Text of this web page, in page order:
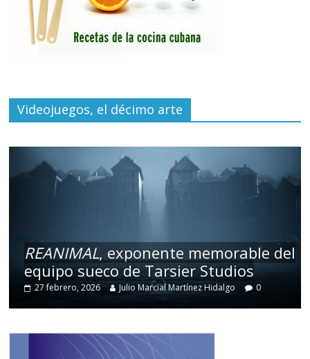
Videojuegos, el décimo arte
REANIMAL, exponente memorable del
equipo sueco de Tarsier Studios
27 febrero, 2026 Julio Marcial Martínez Hidalgo 0